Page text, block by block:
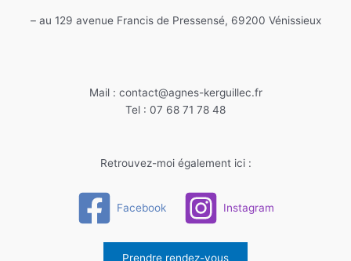
– au 129 avenue Francis de Pressensé, 69200 Vénissieux
Mail : contact@agnes-kerguillec.fr
Tel : 07 68 71 78 48
Retrouvez-moi également ici :
Facebook Instagram
Prendre rendez-vous